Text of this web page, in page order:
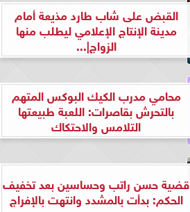
القبض على شاب طارد مذيعة أمام
مدينة الإنتاج الإعلامي ليطلب منها
الزواج|...
محامي مدرب الكيك البوكس المتهم
بالتحرش بقاصرات: اللعبة طبيعتها
التلامس والاحتكاك
قضية حسن راتب وحساسين بعد تخفيف
الحكم: بدأت بالمشدد وانتهت بالإفراج